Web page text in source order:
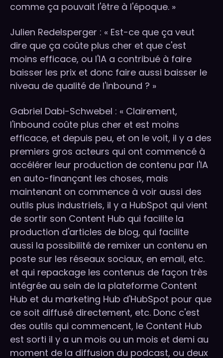
comme ça pouvait l'être à l'époque. »
Julien Redelsperger : « Est-ce que ça veut
dire que ça coûte plus cher et que c'est
moins efficace, ou l'IA a contribué à faire
baisser les prix et donc faire aussi baisser le
niveau de qualité de l'inbound ? »
Gabriel Dabi-Schwebel : « Clairement,
l'inbound coûte plus cher et est moins
efficace, et depuis peu, et on le voit, il y a des
premiers gros acteurs qui ont commencé à
accélérer leur production de contenu par l'IA
en auto-finançant les choses, mais
maintenant on commence à voir aussi des
outils plus industriels, il y a HubSpot qui vient
de sortir son Content Hub qui facilite la
production d'articles de blog, qui facilite
aussi la possibilité de remixer un contenu en
poste sur les réseaux sociaux, en email, etc.
et qui repackage les contenus de façon très
intégrée au sein de la plateforme Content
Hub et du marketing Hub d'HubSpot pour que
ce soit diffusé directement, etc. Donc c'est
des outils qui commencent, le Content Hub
est sorti il y a un mois ou un mois et demi au
moment de la diffusion du podcast, ou deux